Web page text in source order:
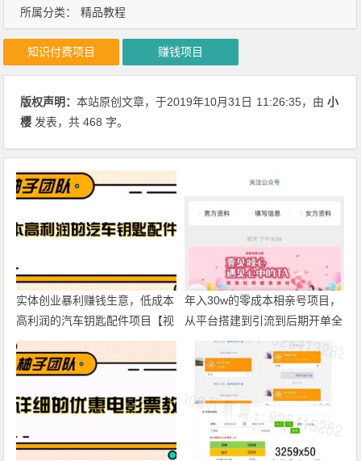
所属分类： 精品教程
知识付费项目 赚钱项目
版权声明：本站原创文章，于2019年10月31日 11:26:35，由小
樱 发表，共 468 字。
实体创业暴利赚钱生意，低成本
高利润的汽车钥匙配件项目【视
频教程】
年入30w的零成本相亲号项目，
从平台搭建到引流到后期开单全
流程【视频教程】